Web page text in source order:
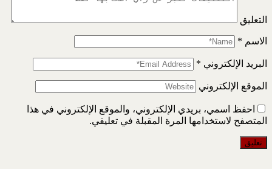
التعليق
الاسم *
البريد الإلكتروني *
الموقع الإلكتروني
احفظ اسمي، بريدي الإلكتروني، والموقع الإلكتروني في هذا
المتصفح لاستخدامها المرة المقبلة في تعليقي.